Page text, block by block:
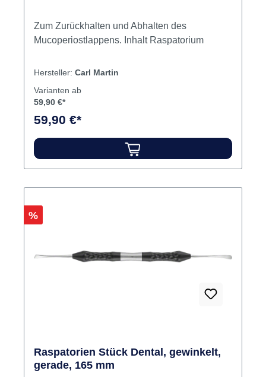
Zum Zurückhalten und Abhalten des
Mucoperiostlappens. Inhalt Raspatorium
Hersteller: Carl Martin
Varianten ab
59,90 €*
59,90 €*
Rabatt
%
Raspatorien Stück Dental, gewinkelt,
gerade, 165 mm